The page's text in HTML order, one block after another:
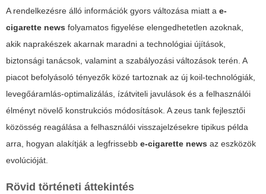
A rendelkezésre álló információk gyors változása miatt a e-
cigarette news folyamatos figyelése elengedhetetlen azoknak,
akik naprakészek akarnak maradni a technológiai újítások,
biztonsági tanácsok, valamint a szabályozási változások terén. A
piacot befolyásoló tényezők közé tartoznak az új koil-technológiák,
levegőáramlás-optimalizálás, ízátviteli javulások és a felhasználói
élményt növelő konstrukciós módosítások. Azeus tank fejlesztői
közösség reagálása a felhasználói visszajelzésekre tipikus példa
arra, hogyan alakítják a legfrissebb e-cigarette news az eszközök
evolúcióját.
Rövid történeti áttekintés